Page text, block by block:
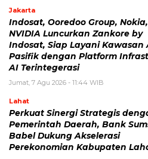
Jakarta
Indosat, Ooredoo Group,
NVIDIA Luncurkan Zankore by
Indosat, Siap Layani Kawasan
Pasifik dengan Platform
AI Terintegerasi
Jumat, 7 Agu 2026 - 11:44 WIB
Lahat
Perkuat Sinergi Strategis
Pemerintah Daerah, Bank
Babel Dukung Akselerasi
Perekonomian Kabupaten